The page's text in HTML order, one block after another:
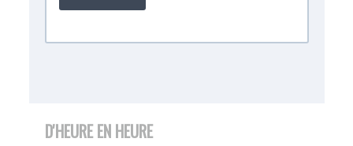
D'HEURE EN HEURE